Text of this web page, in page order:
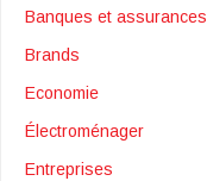
Banques et assurances
Brands
Economie
Électroménager
Entreprises